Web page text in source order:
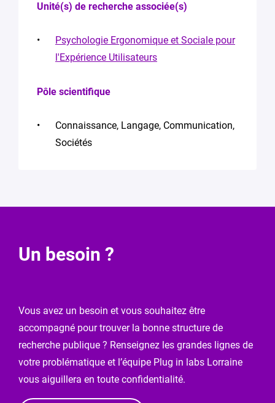
Unité(s) de recherche associée(s)
Psychologie Ergonomique et Sociale pour
l'Expérience Utilisateurs
Pôle scientifique
Connaissance, Langage, Communication,
Sociétés
de
Vous
entrez
dans
le
mode
Un besoin ?
Vous avez un besoin et vous souhaitez être
accompagné pour trouver la bonne structure de
recherche publique ? Renseignez les grandes lignes de
votre problématique et l’équipe Plug in labs Lorraine
vous aiguillera en toute confidentialité.